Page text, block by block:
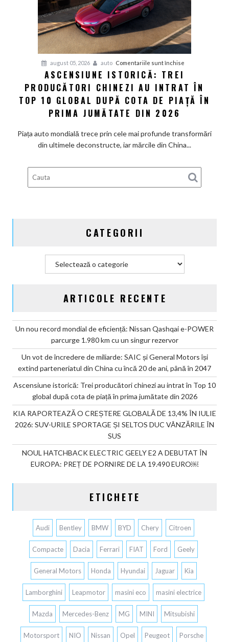
parteneriatul
din
China
cu
ani,
2047
august 05, 2026 auto Comentariile sunt închise
istorică:
Trei
producători
au
10
global
prima
ASCENSIUNE ISTORICĂ: TREI
PRODUCĂTORI CHINEZI AU INTRAT ÎN
TOP 10 GLOBAL DUPĂ COTA DE PIAȚĂ ÎN
PRIMA JUMĂTATE DIN 2026
Piața auto mondială trece prin cele mai profunde transformări
din ultimele deconstructe, iar mărcile din China...
CATEGORII
Categorii
ARTICOLE RECENTE
Un nou record mondial de eficiență: Nissan Qashqai e-POWER
parcurge 1.980 km cu un singur rezervor
Un vot de încredere de miliarde: SAIC și General Motors își
extind parteneriatul din China cu încă 20 de ani, până în 2047
Ascensiune istorică: Trei producători chinezi au intrat în Top 10
global după cota de piață în prima jumătate din 2026
KIA RAPORTEAZĂ O CREȘTERE GLOBALĂ DE 13,4% ÎN IULIE
2026: SUV-URILE SPORTAGE ȘI SELTOS DUC VÂNZĂRILE ÎN
SUS
NOUL HATCHBACK ELECTRIC GEELY E2 A DEBUTAT ÎN
EUROPA: PREȚ DE PORNIRE DE LA 19.490 EURO￼
ETICHETE
Audi Bentley BMW BYD Chery Citroen
Compacte Dacia Ferrari FIAT Ford Geely
General Motors Honda Hyundai Jaguar Kia
Lamborghini Leapmotor masini eco masini electrice
Mazda Mercedes-Benz MG MINI Mitsubishi
Motorsport NIO Nissan Opel Peugeot Porsche